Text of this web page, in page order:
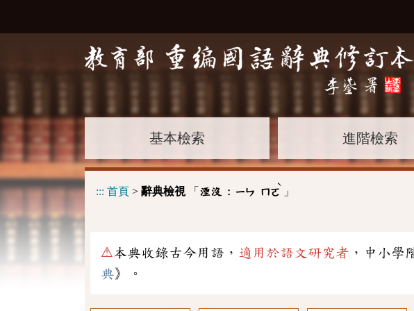
基本檢索 進階檢索
::: 首頁 > 辭典檢視「 湮沒 : ㄧㄣ ㄇㄛ
ˋ
」
⚠本典收錄古今用語， 適用於語文研究者 ，中小學
典》。